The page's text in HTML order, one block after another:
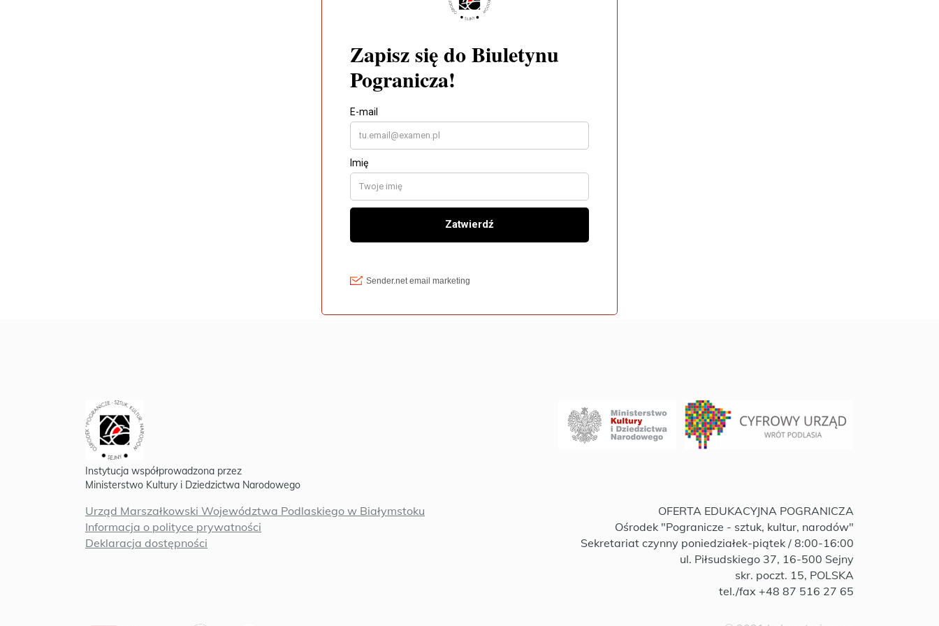
Instytucja współprowadzona przez
Ministerstwo Kultury i Dziedzictwa Narodowego
Urząd Marszałkowski Województwa Podlaskiego w Białymstoku
Informacja o polityce prywatności
Deklaracja dostępności
OFERTA EDUKACYJNA POGRANICZA
Ośrodek "Pogranicze - sztuk, kultur, narodów"
Sekretariat czynny poniedziałek-piątek / 8:00-16:00
ul. Piłsudskiego 37, 16-500 Sejny
skr. poczt. 15, POLSKA
tel./fax +48 87 516 27 65